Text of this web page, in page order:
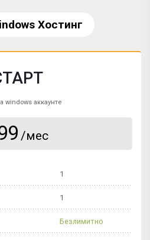
Хостинг
windows аккаунте
/мес
1
1
Безлимитно